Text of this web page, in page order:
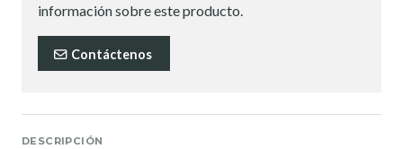
información sobre este producto.
Contáctenos
DESCRIPCIÓN